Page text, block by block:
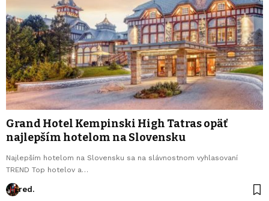
Grand Hotel Kempinski High Tatras opäť
najlepším hotelom na Slovensku
Najlepším hotelom na Slovensku sa na slávnostnom vyhlasovaní
TREND Top hotelov a…
red.